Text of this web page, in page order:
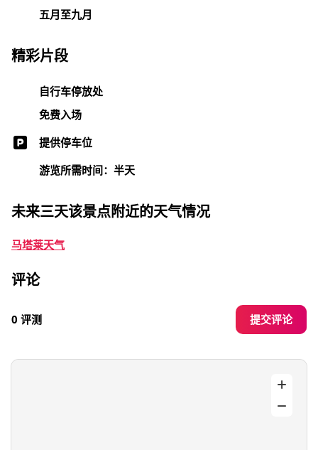
五月至九月
精彩片段
自行车停放处
免费入场
提供停车位
游览所需时间：半天
未来三天该景点附近的天气情况
马塔莱天气
评论
0 评测 提交评论